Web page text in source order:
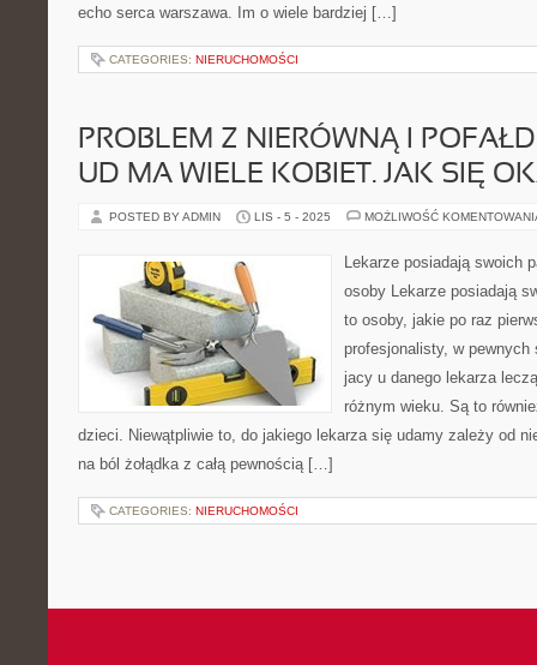
echo serca warszawa. Im o wiele bardziej […]
CATEGORIES: NIERUCHOMOŚCI
PROBLEM Z NIERÓWNĄ I
UD MA WIELE KOBIET. JAK SIĘ
POSTED BY ADMIN LIS - 5 - 2025 MOŻLIWOŚĆ
Lekarze posiadają swoich
osoby Lekarze posiadają
to osoby, jakie po raz
profesjonalisty, w
jacy u danego lekarza
różnym wieku. Są to
dzieci. Niewątpliwie to, do jakiego lekarza się udamy zależy od
na ból żołądka z całą pewnością […]
CATEGORIES: NIERUCHOMOŚCI